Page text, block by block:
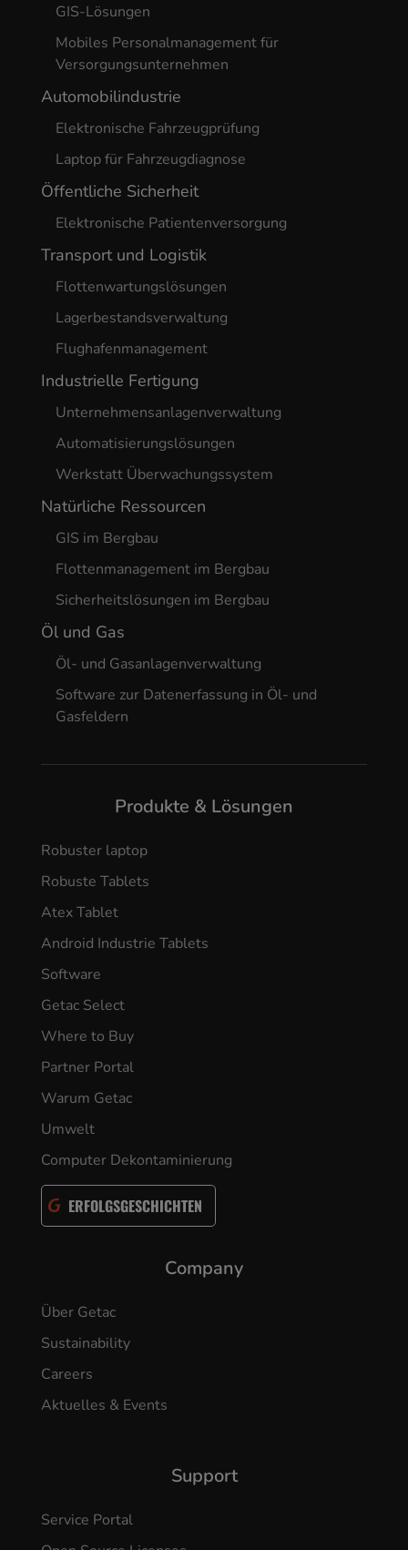
GIS-Lösungen
Mobiles Personalmanagement für
Versorgungsunternehmen
Automobilindustrie
Elektronische Fahrzeugprüfung
Laptop für Fahrzeugdiagnose
Öffentliche Sicherheit
Elektronische Patientenversorgung
Transport und Logistik
Flottenwartungslösungen
Lagerbestandsverwaltung
Flughafenmanagement
Industrielle Fertigung
Unternehmensanlagenverwaltung
Automatisierungslösungen
Werkstatt Überwachungssystem
Natürliche Ressourcen
GIS im Bergbau
Flottenmanagement im Bergbau
Sicherheitslösungen im Bergbau
Öl und Gas
Öl- und Gasanlagenverwaltung
Software zur Datenerfassung in Öl- und
Gasfeldern
Produkte & Lösungen
Robuster laptop
Robuste Tablets
Atex Tablet
Android Industrie Tablets
Software
Getac Select
Where to Buy
Partner Portal
Warum Getac
Umwelt
Computer Dekontaminierung
ERFOLGSGESCHICHTEN
Company
Über Getac
Sustainability
Careers
Aktuelles & Events
Support
Service Portal